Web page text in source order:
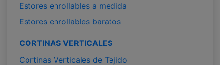
Estores enrollables a medida
Estores enrollables baratos
CORTINAS VERTICALES
Cortinas Verticales de Tejido